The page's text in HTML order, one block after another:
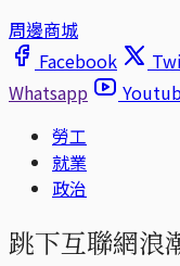
周邊商城
Facebook
Whatsapp
勞工
就業
政治
跳下互聯網浪